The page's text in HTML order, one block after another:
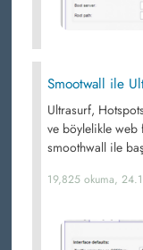
Smootwall ile
Ultrasurf,
ve böylelikle web
smoothwall ile
19,825 okuma,